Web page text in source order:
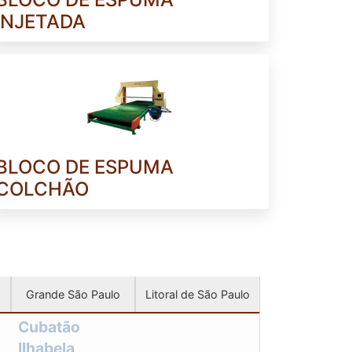
ESPUMA LAMINADA EM MANTA
ESPUMA LAMINADA ONDE COMPRAR
ESPUMA LAMINADA SOB MEDIDA
ESPUMA LÁTEX COLCHÃO
ESPUMA ORTOPÉDICA PARA COLCHÃO
ESPUMA PARA COLCHÃO
ESPUMA PARA COLCHÃO D45
ESPUMA PARA COLCHÃO DE BEBÊ
ESPUMA PARA COLCHÃO DE CASAL
ESPUMA PARA COLCHÃO DURO
DE ESPUMA
Grande São Paulo Litoral de São Paulo
Cubatão
Ilhabela